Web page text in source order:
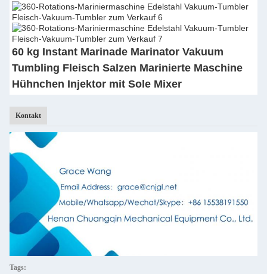
60 kg Instant Marinade Marinator Vakuum
Tumbling Fleisch Salzen Marinierte Maschine
Hühnchen Injektor mit Sole Mixer
Kontakt
Tags: